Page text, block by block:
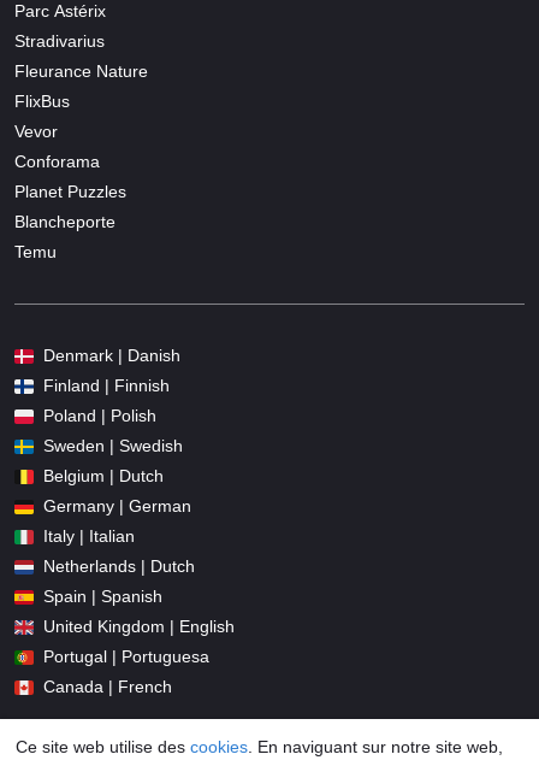
Parc Astérix
Stradivarius
Fleurance Nature
FlixBus
Vevor
Conforama
Planet Puzzles
Blancheporte
Temu
Denmark | Danish
Finland | Finnish
Poland | Polish
Sweden | Swedish
Belgium | Dutch
Germany | German
Italy | Italian
Netherlands | Dutch
Spain | Spanish
United Kingdom | English
Portugal | Portuguesa
Canada | French
Ce site web utilise des cookies . En naviguant sur notre site web,